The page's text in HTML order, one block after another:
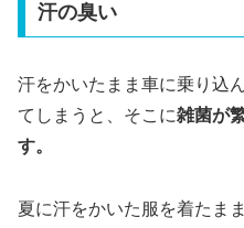
汗の臭い
汗をかいたまま車に乗り込
てしまうと、 そこに雑菌が
す。
夏に汗をかいた服を着たま